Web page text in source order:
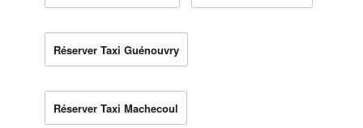
Réserver Taxi Guénouvry
Réserver Taxi Machecoul